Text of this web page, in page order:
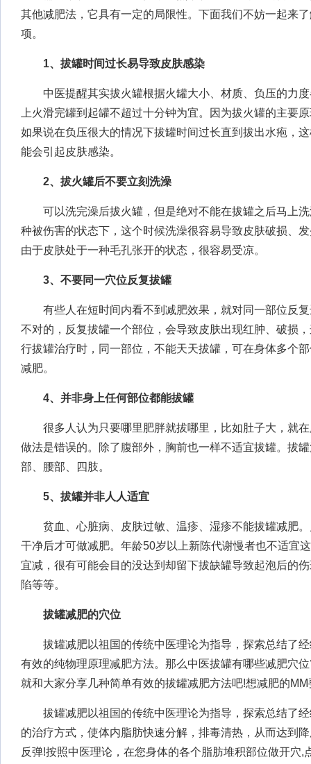
其他减肥法，它具有一定的局限性。下面我们不妨一起来
项。
1、拔罐时间过长易导致皮肤感染
中医提醒其实拔火罐根据火罐大小、材质、负压的力度
上火滑完罐到起罐不超过十分钟为宜。因为拔火罐的主要
如果说在负压很大的情况下拔罐时间过长直到拔出水疱，
能会引起皮肤感染。
2、拔火罐后不要立刻洗澡
可以洗完澡后拔火罐，但是绝对不能在拔罐之后马上洗
种被伤害的状态下，这个时候洗澡很容易导致皮肤破损、
由于皮肤处于一种毛孔张开的状态，很容易受凉。
3、不要同一穴位反复拔罐
有些人在短时间内看不到减肥效果，就对同一部位反复
不对的，反复拔罐一个部位，会导致皮肤出现红肿、破损
行拔罐治疗时，同一部位，不能天天拔罐，可在身体多个
减肥。
4、并非身上任何部位都能拔罐
很多人认为只要哪里肥胖就拔哪里，比如肚子大，就在
做法是错误的。除了腹部外，胸前也一样不适宜拔罐。拔
部、腰部、四肢。
5、拔罐并非人人适宜
贫血、心脏病、皮肤过敏、温疹、湿疹不能拔罐减肥。
干净后才可做减肥。年龄50岁以上新陈代谢慢者也不适宜
宜减，很有可能会目的没达到却留下拔缺罐导致起泡后的
陷等等。
拔罐减肥的穴位
拔罐减肥以祖国的传统中医理论为指导，探索总结了经
有效的纯物理原理减肥方法。那么中医拔罐有哪些减肥穴
就和大家分享几种简单有效的拔罐减肥方法吧!想减肥的
拔罐减肥以祖国的传统中医理论为指导，探索总结了经
的治疗方式，使体内脂肪快速分解，排毒清热，从而达到
反弹!按照中医理论，在您身体的各个脂肪堆积部位做开穴,